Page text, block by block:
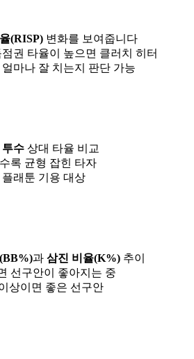
(RISP) 변화를 보여줍니다
권 타율이 높으면 클러치 히터
마나 잘 치는지 판단 가능
투수 상대 타율 비교
록 균형 잡힌 타자
래툰 기용 대상
과 삼진 비율(K%) 추이
선구안이 좋아지는 중
상이면 좋은 선구안